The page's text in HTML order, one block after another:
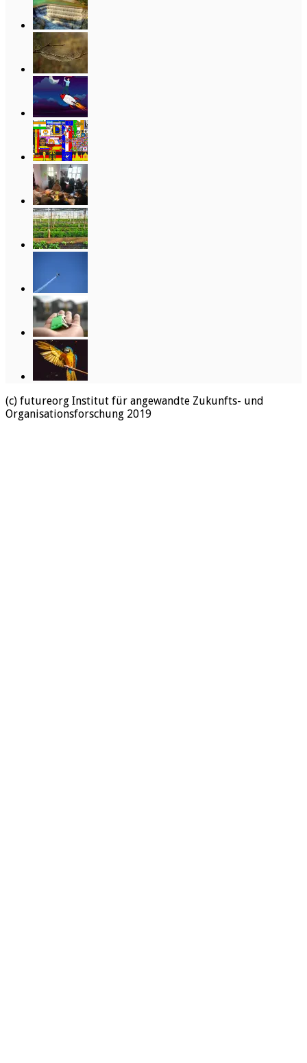
(c) futureorg Institut für angewandte Zukunfts- und
Organisationsforschung 2019